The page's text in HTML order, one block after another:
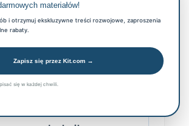
przewodnik, który
odwagi oraz pewności
W starożytnych
takich jak
czy Kreta, byk był
materiałów!
i otrzymuj ekskluzywne treści rozwojowe, zaproszenia
rabaty.
Zapisz się przez Kit.com →
się w każdej chwili.